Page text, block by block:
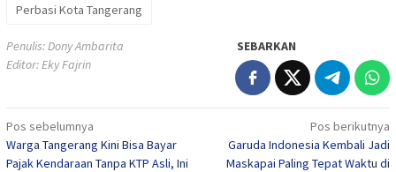
Perbasi Kota Tangerang
Penulis: Dony Ambarita
Editor: Eky Fajrin
SEBARKAN
Navigasi
pos
Pos sebelumnya
Warga Tangerang Kini Bisa Bayar
Pajak Kendaraan Tanpa KTP Asli, Ini
Pos berikutnya
Garuda Indonesia Kembali Jadi
Maskapai Paling Tepat Waktu di